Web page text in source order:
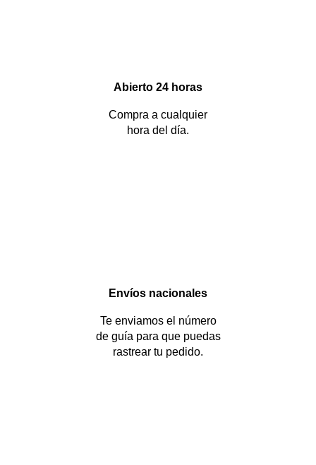
Abierto 24 horas
Compra a cualquier
hora del día.
Envíos nacionales
Te enviamos el número
de guía para que puedas
rastrear tu pedido.